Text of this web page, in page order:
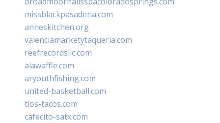
missblackpasadena.com
anneskitchen.org
valenciamarketytaqueria.com
reefrecordsllc.com
alawaffle.com
aryouthfishing.com
united-basketball.com
tios-tacos.com
cafecito-satx.com